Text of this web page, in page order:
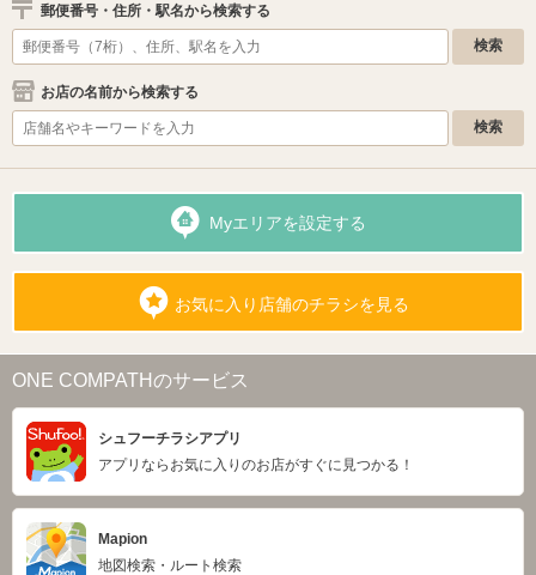
郵便番号・住所・駅名から検索する
お店の名前から検索する
Myエリアを設定する
お気に入り店舗のチラシを見る
ONE COMPATHのサービス
シュフーチラシアプリ
アプリならお気に入りのお店がすぐに見つかる！
Mapion
地図検索・ルート検索